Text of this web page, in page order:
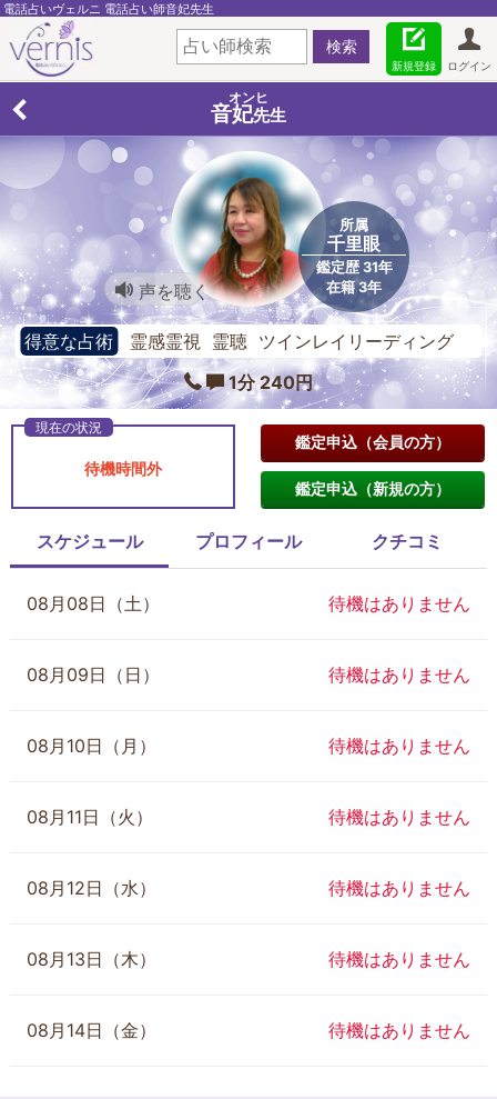
電話占いヴェルニ 電話占い師音妃先生
ログイン
新規登録
オンヒ
音妃先生
所属
千里眼
鑑定歴 31年
在籍 3年
声を聴く
得意な占術
霊感霊視 霊聴 ツインレイリーディング
1分 240円
待機時間外
鑑定申込（会員の方）
鑑定申込（新規の方）
スケジュール プロフィール クチコミ
08月08日（土） 待機はありません
08月09日（日） 待機はありません
08月10日（月） 待機はありません
08月11日（火） 待機はありません
08月12日（水） 待機はありません
08月13日（木） 待機はありません
08月14日（金） 待機はありません